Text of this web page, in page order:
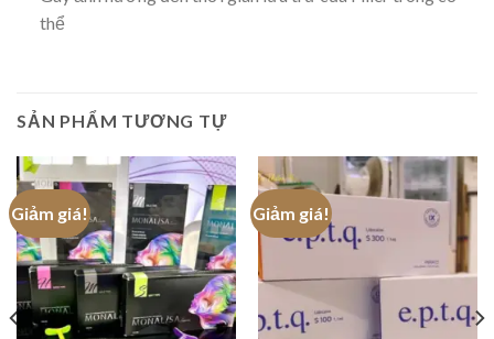
thể
SẢN PHẨM TƯƠNG TỰ
Giảm giá! Giảm giá!